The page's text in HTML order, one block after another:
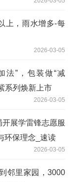
上，雨水增多-每
2026-03-05
法”，包装做“减
系列焕新上市
2026-03-05
展学雷锋志愿服
环保理念_速读
2026-03-05
邻里家园，3000